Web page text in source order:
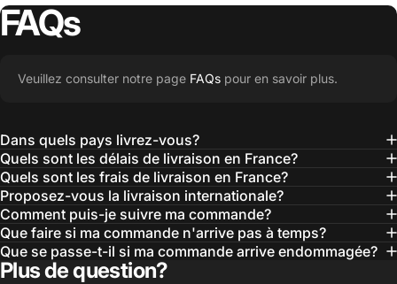
FAQs
Veuillez consulter notre page FAQs pour en savoir plus.
Dans quels pays livrez-vous?
Quels sont les délais de livraison en France?
Quels sont les frais de livraison en France?
Proposez-vous la livraison internationale?
Comment puis-je suivre ma commande?
Que faire si ma commande n'arrive pas à temps?
Que se passe-t-il si ma commande arrive endommagée?
Plus de question?